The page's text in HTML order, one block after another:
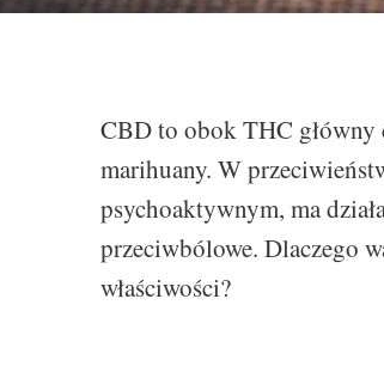
CBD to obok THC
marihuany. W
psychoaktywnym, ma
przeciwbólowe. Dlaczego
właściwości?